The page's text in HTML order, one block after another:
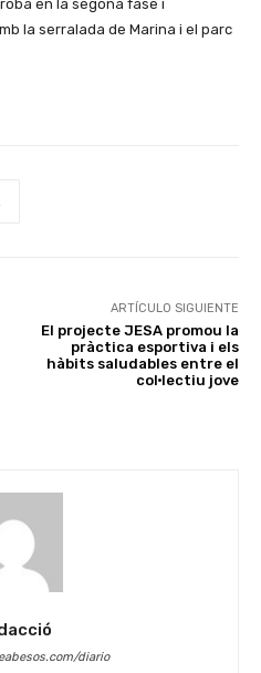
en la segona fase i
la serralada de Marina i el parc
ARTÍCULO SIGUIENTE
El projecte JESA promou la
pràctica esportiva i els
hàbits saludables entre el
col·lectiu jove
diario